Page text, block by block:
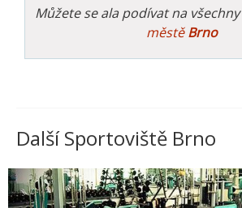
Můžete se ala podívat na všechny
městěBrno
Další Sportoviště Brno